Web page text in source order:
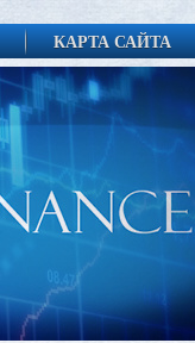
КАРТА САЙТА